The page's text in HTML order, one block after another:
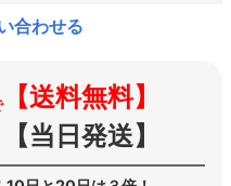
合わせる
【送料無料】
【当日発送】